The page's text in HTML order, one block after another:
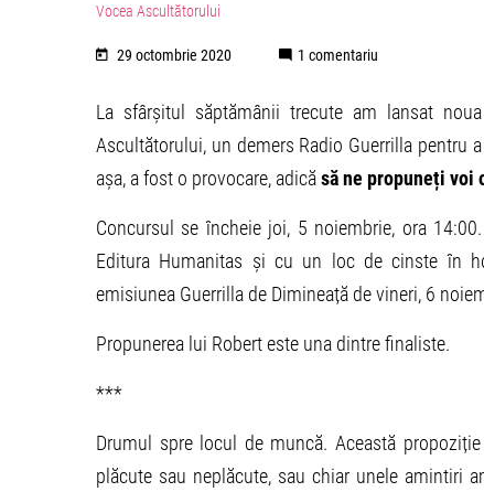
Vocea Ascultătorului
29 octombrie 2020 1 comentariu
La sfârșitul săptămânii trecute am lansat
Ascultătorului, un demers Radio Guerrilla pentru
așa, a fost o provocare, adicăsă ne propuneți voi
Concursul se încheie joi, 5 noiembrie, ora
Editura Humanitas și cu un loc de cinste în
emisiunea Guerrilla de Dimineață de vineri, 6
Propunerea lui Robert este una dintre finaliste.
***
Drumul spre locul de muncă. Această
plăcute sau neplăcute, sau chiar unele amintiri